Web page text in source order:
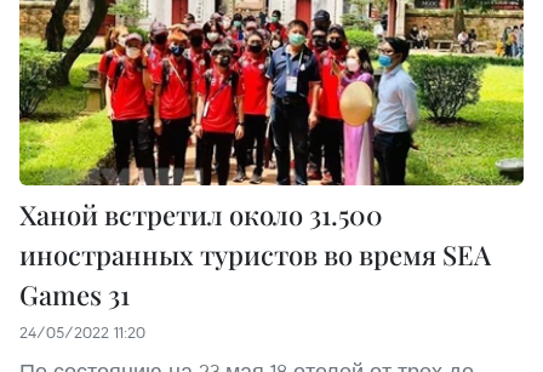
Ханой встретил около 31.500
иностранных туристов во время SEA
Games 31
24/05/2022 11:20